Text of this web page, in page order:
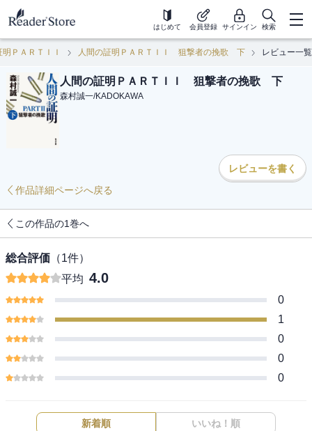
はじめて 会員登録 サインイン 検索
ＰＡＲＴＩＩ 人間の証明ＰＡＲＴＩＩ 狙撃者の挽歌 下 レビュー一覧
人間の証明ＰＡＲＴＩＩ 狙撃者の挽歌 下
森村誠一/KADOKAWA
レビューを書く
作品詳細ページへ戻る
この作品の1巻へ
総合評価 （1件）
平均 4.0
0
1
0
0
0
新着順 いいね！順